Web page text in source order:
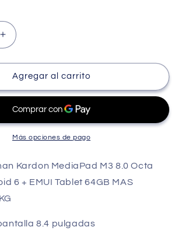
Aumentar
cantidad
para
Huawei
Mediapad
8.0
Wifi
64gb
w09
Akg
Audifonos
Agregar al carrito
Más opciones de pago
Kardon MediaPad M3 8.0 Octa
6 + EMUI Tablet 64GB MAS
8.4 pulgadas